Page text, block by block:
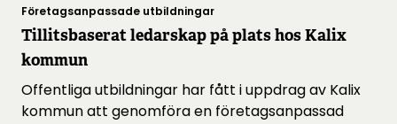
Företagsanpassade utbildningar
Tillitsbaserat ledarskap på plats hos Kalix
kommun
Offentliga utbildningar har fått i uppdrag av Kalix
kommun att genomföra en företagsanpassad